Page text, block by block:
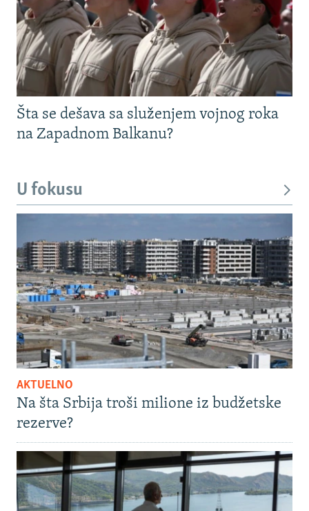
Šta se dešava sa služenjem vojnog roka
na Zapadnom Balkanu?
U fokusu
AKTUELNO
Na šta Srbija troši milione iz budžetske
rezerve?